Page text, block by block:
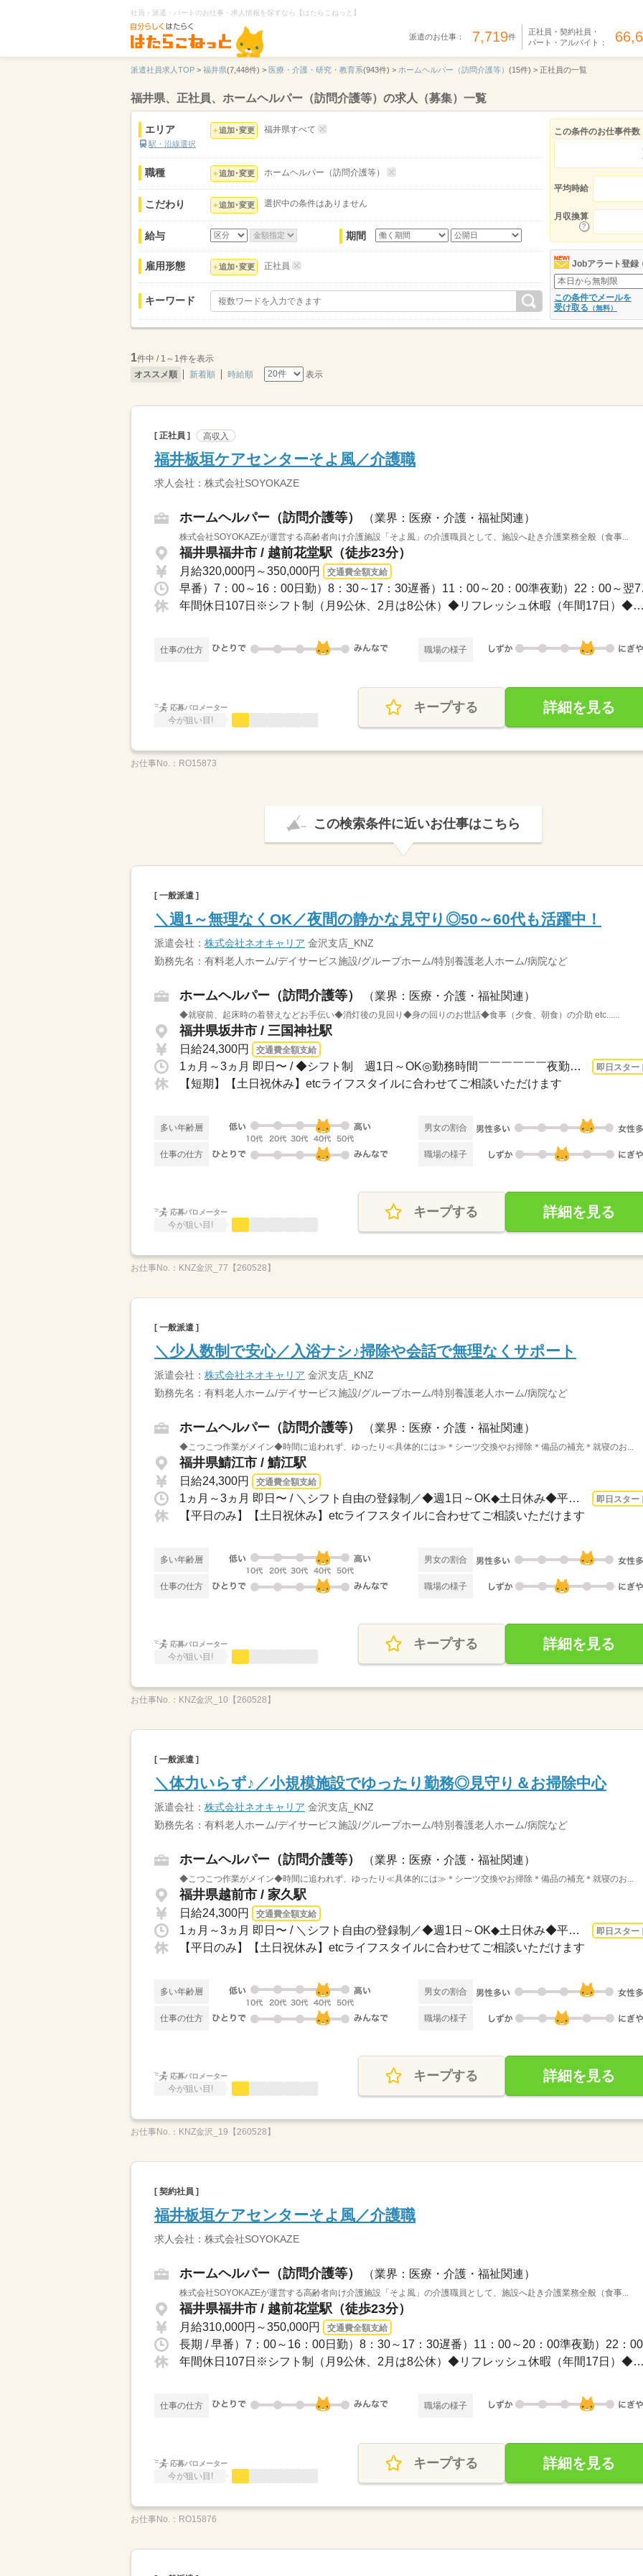
社員・派遣・パートのお仕事・求人情報を探すなら【はたらこねっと】
派遣のお仕事： 7,719件
正社員・契約社員・
パート・アルバイト：
派遣社員求人TOP > 福井県(7,448件) > 医療・介護・研究・教育系(943件) > ホームヘルパー（訪問介護等） (15件) > 正社員の一覧
福井県、正社員、ホームヘルパー（訪問介護等）の求人（募集）一覧
エリア
駅・沿線選択
追加･変更 福井県すべて
職種 追加･変更 ホームヘルパー（訪問介護等）
こだわり 追加･変更 選択中の条件はありません
給与 期間
雇用形態 追加･変更 正社員
キーワード
この条件のお仕事件数
平均時給
月収換算
Jobアラート登録
この条件でメールを
受け取る （無料）
1件中 / 1～1件を表示
オススメ順
新着順 時給順 表示
[ 正社員 ] 高収入
福井板垣ケアセンターそよ風／介護職
求人会社：株式会社SOYOKAZE
ホームヘルパー（訪問介護等） （業界：医療・介護・福祉関連）
株式会社SOYOKAZEが運営する高齢者向け介護施設「そよ風」の介護職員として、施設へ赴き介護業務全般（食事...
福井県福井市 / 越前花堂駅（徒歩23分）
月給320,000円～350,000円 交通費全額支給
早番
年間休日107日※シフト制（月9公休、2月は8公休）◆リフレッ
仕事の仕方 職場の様子
応募バロメーター
今が狙い目!
キープする 詳細を見る
お仕事No.： RO15873
この検索条件に近いお仕事はこちら
[ 一般派遣 ]
＼週1～無理なくOK／夜間の静かな見守り◎50～60代も活躍中！
派遣会社： 株式会社ネオキャリア 金沢支店_KNZ
勤務先名：有料老人ホーム/デイサービス施設/グループホーム/特別養護老人ホーム/病院など
ホームヘルパー（訪問介護等） （業界：医療・介護・福祉関連）
◆就寝前、起床時の着替えなどお手伝い◆消灯後の見回り◆身の回りのお世話◆食事（夕食、朝食）の介助 etc......
福井県坂井市 / 三国神社駅
日給24,300円 交通費全額支給
1ヵ月～3ヵ月 即日〜 / ◆シフト制 週1日～OK◎勤務時間￣￣￣￣￣￣夜勤：16：00～翌9... 即日スター
【短期】【土日祝休み】etcライフスタイルに合わせてご相談いただけます
多い年齢層 男女の割合
仕事の仕方 職場の様子
応募バロメーター
今が狙い目!
キープする 詳細を見る
お仕事No.： KNZ金沢_77【260528】
[ 一般派遣 ]
＼少人数制で安心／入浴ナシ♪掃除や会話で無理なくサポート
派遣会社： 株式会社ネオキャリア 金沢支店_KNZ
勤務先名：有料老人ホーム/デイサービス施設/グループホーム/特別養護老人ホーム/病院など
ホームヘルパー（訪問介護等） （業界：医療・介護・福祉関連）
◆こつこつ作業がメイン◆時間に追われず、ゆったり≪具体的には≫＊シーツ交換やお掃除＊備品の補充＊就寝のお...
福井県鯖江市 / 鯖江駅
日給24,300円 交通費全額支給
1ヵ月～3ヵ月 即日〜 / ＼シフト自由の登録制／◆週1日～OK◆土日休み◆平日のみ・土日の... 即日スター
【平日のみ】【土日祝休み】etcライフスタイルに合わせてご相談いただけます
多い年齢層 男女の割合
仕事の仕方 職場の様子
応募バロメーター
今が狙い目!
キープする 詳細を見る
お仕事No.： KNZ金沢_10【260528】
[ 一般派遣 ]
＼体力いらず♪／小規模施設でゆったり勤務◎見守り＆お掃除中心
派遣会社： 株式会社ネオキャリア 金沢支店_KNZ
勤務先名：有料老人ホーム/デイサービス施設/グループホーム/特別養護老人ホーム/病院など
ホームヘルパー（訪問介護等） （業界：医療・介護・福祉関連）
◆こつこつ作業がメイン◆時間に追われず、ゆったり≪具体的には≫＊シーツ交換やお掃除＊備品の補充＊就寝のお...
福井県越前市 / 家久駅
日給24,300円 交通費全額支給
1ヵ月～3ヵ月 即日〜 / ＼シフト自由の登録制／◆週1日～OK◆土日休み◆平日のみ・土日の... 即日スター
【平日のみ】【土日祝休み】etcライフスタイルに合わせてご相談いただけます
多い年齢層 男女の割合
仕事の仕方 職場の様子
応募バロメーター
今が狙い目!
キープする 詳細を見る
お仕事No.： KNZ金沢_19【260528】
[ 契約社員 ]
福井板垣ケアセンターそよ風／介護職
求人会社：株式会社SOYOKAZE
ホームヘルパー（訪問介護等） （業界：医療・介護・福祉関連）
株式会社SOYOKAZEが運営する高齢者向け介護施設「そよ風」の介護職員として、施設へ赴き介護業務全般（食事...
福井県福井市 / 越前花堂駅（徒歩23分）
月給310,000円～350,000円 交通費全額支給
長期 / 早番）7：00～16：00日勤）8：30～17：30遅番）11：00～20：00準夜勤）22：
年間休日107日※シフト制（月9公休、2月は8公休）◆リフレッ
仕事の仕方 職場の様子
応募バロメーター
今が狙い目!
キープする 詳細を見る
お仕事No.： RO15876